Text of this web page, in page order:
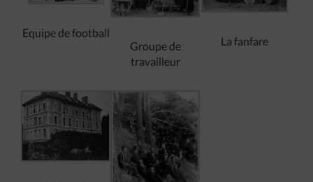
Equipe de football
Groupe de
travailleur
La fanfare